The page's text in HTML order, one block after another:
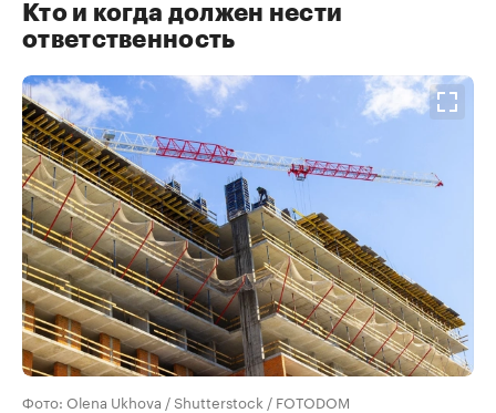
Кто и когда должен нести
ответственность
Фото: Olena Ukhova / Shutterstock / FOTODOM